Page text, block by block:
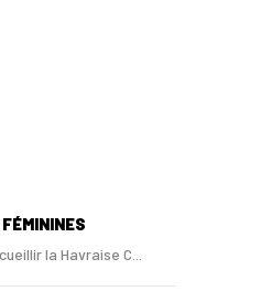
la Havraise C...